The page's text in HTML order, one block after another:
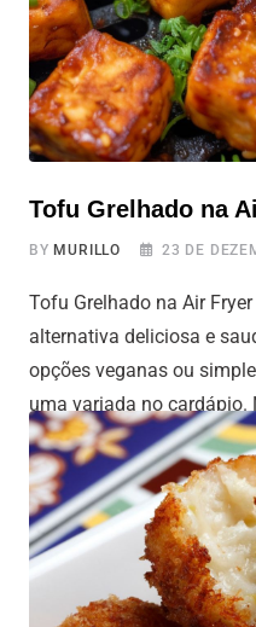
com aquele queijinho
água
Tofu Grelhado na
BYMURILLO 23 DE
Tofu Grelhado na Air
alternativa deliciosa e
opções veganas ou
uma variada no cardápio.
como preparar Tofu
que proporciona uma
por dentro. Ficou curioso?